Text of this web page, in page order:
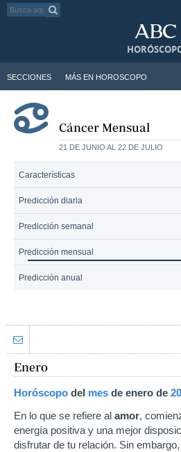
SECCIONES MÁS EN HOROSCOPO
Cáncer Mensual
21 DE JUNIO AL 22 DE JULIO
Características
Predicción diaria
Predicción semanal
Predicción mensual
Predicción anual
Enero
Horóscopo del mes de enero de
En lo que se refiere al amor,
energía positiva y una mejor
disfrutar de tu relación. Sin